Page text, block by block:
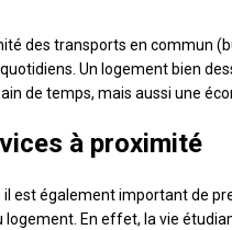
des transports en commun
Un logement bien
de temps, mais aussi une
à proximité
il est également important de
logement. En effet, la vie